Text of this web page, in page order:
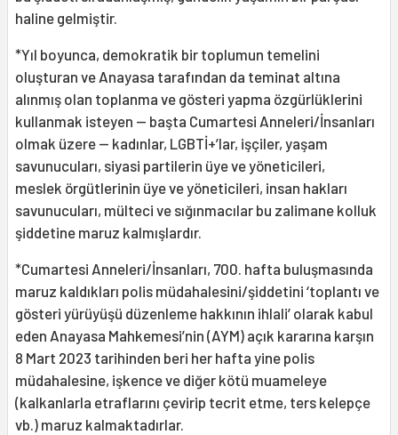
haline gelmiştir.
*Yıl boyunca, demokratik bir toplumun temelini
oluşturan ve Anayasa tarafından da teminat altına
alınmış olan toplanma ve gösteri yapma özgürlüklerini
kullanmak isteyen — başta Cumartesi Anneleri/İnsanları
olmak üzere — kadınlar, LGBTİ+’lar, işçiler, yaşam
savunucuları, siyasi partilerin üye ve yöneticileri,
meslek örgütlerinin üye ve yöneticileri, insan hakları
savunucuları, mülteci ve sığınmacılar bu zalimane kolluk
şiddetine maruz kalmışlardır.
*Cumartesi Anneleri/İnsanları, 700. hafta buluşmasında
maruz kaldıkları polis müdahalesini/şiddetini ‘toplantı ve
gösteri yürüyüşü düzenleme hakkının ihlali’ olarak kabul
eden Anayasa Mahkemesi’nin (AYM) açık kararına karşın
8 Mart 2023 tarihinden beri her hafta yine polis
müdahalesine, işkence ve diğer kötü muameleye
(kalkanlarla etraflarını çevirip tecrit etme, ters kelepçe
vb.) maruz kalmaktadırlar.